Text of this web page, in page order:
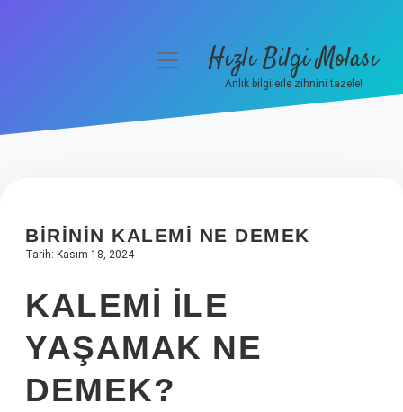
Hakkımızda
menüyüHızlı Bilgi Molası
Anlık bilgilerle zihnini tazele!
BIRININ KALEMI NE DEMEK
Tarih: Kasım 18, 2024
KALEMI ILE
YAŞAMAK NE
DEMEK?